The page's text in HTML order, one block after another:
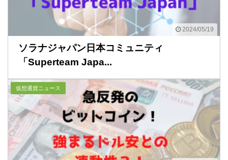
2024/05/19
ソラナジャパン日本コミュニティ
「Superteam Japa...
仮想通貨ニュース